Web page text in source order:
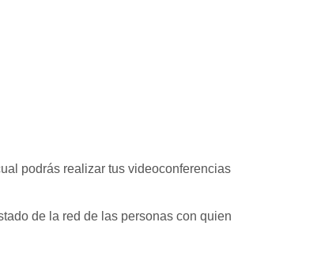
podrás realizar tus videoconferencias
de la red de las personas con quien